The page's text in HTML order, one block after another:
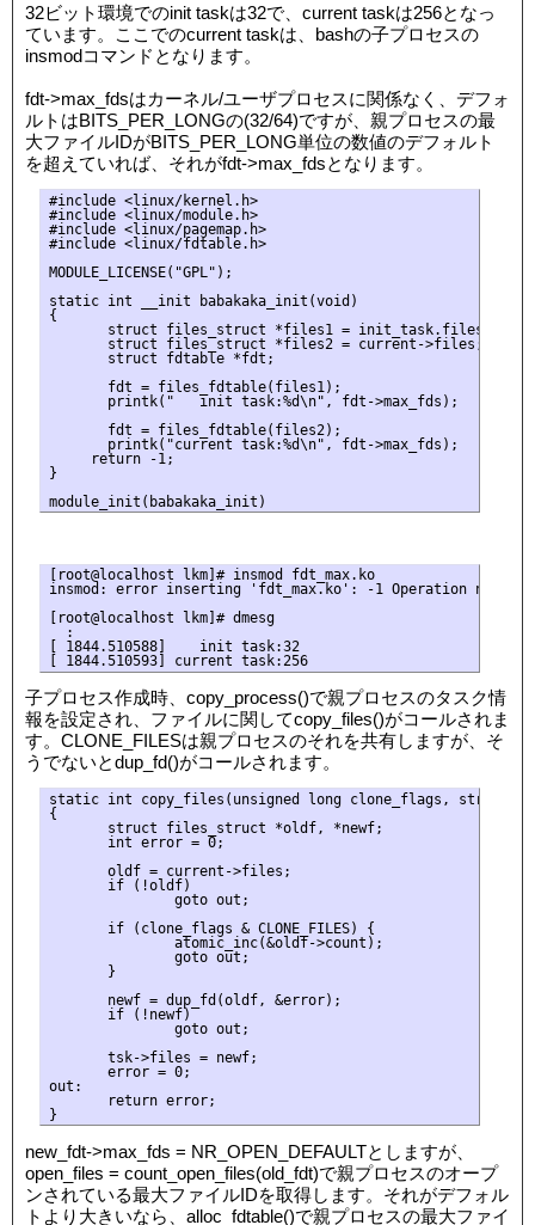
32ビット環境でのinit taskは32で、current taskは256となっ
ています。ここでのcurrent taskは、bashの子プロセスの
insmodコマンドとなります。
fdt->max_fdsはカーネル/ユーザプロセスに関係なく、デフォ
ルトはBITS_PER_LONGの(32/64)ですが、親プロセスの最
大ファイルIDがBITS_PER_LONG単位の数値のデフォルト
を超えていれば、それがfdt->max_fdsとなります。
#include <linux/kernel.h>
#include <linux/module.h>
#include <linux/pagemap.h>
#include <linux/fdtable.h>
MODULE_LICENSE("GPL");
static int __init babakaka_init(void)
{
       struct files_struct *files1 = init_task.files;
       struct files_struct *files2 = current->files;
       struct fdtable *fdt;
       fdt = files_fdtable(files1);
       printk("   init task:%d\n", fdt->max_fds);
       fdt = files_fdtable(files2);
       printk("current task:%d\n", fdt->max_fds);
     return -1;
}
[root@localhost lkm]# insmod fdt_max.ko
insmod: error inserting 'fdt_max.ko': -1 Operation not
[root@localhost lkm]# dmesg
  :
[ 1844.510588]    init task:32
[ 1844.510593] current task:256
子プロセス作成時、copy_process()で親プロセスのタスク情
報を設定され、ファイルに関してcopy_files()がコールされま
す。CLONE_FILESは親プロセスのそれを共有しますが、そ
うでないとdup_fd()がコールされます。
static int copy_files(unsigned long clone_flags, struct
{
       struct files_struct *oldf, *newf;
       int error = 0;
       oldf = current->files;
       if (!oldf)
               goto out;
       if (clone_flags & CLONE_FILES) {
               atomic_inc(&oldf->count);
               goto out;
       }
       newf = dup_fd(oldf, &error);
       if (!newf)
               goto out;
       tsk->files = newf;
       error = 0;
out:
       return error;
new_fdt->max_fds = NR_OPEN_DEFAULTとしますが、
open_files = count_open_files(old_fdt)で親プロセスのオープ
ンされている最大ファイルIDを取得します。それがデフォル
トより大きいなら、alloc_fdtable()で親プロセスの最大ファイ